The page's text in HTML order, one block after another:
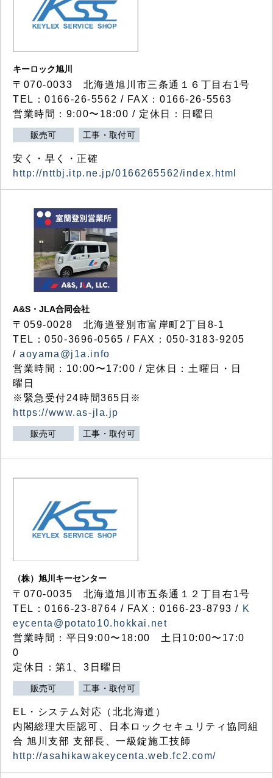
キーロック旭川
〒070-0033 北海道旭川市三条通１６丁目右1号
TEL：0166-26-5562 / FAX：0166-26-5563
営業時間：9:00〜18:00 / 定休日：日曜日
販売可 工事・取付可
安く・早く・正確
http://nttbj.itp.ne.jp/0166265562/index.html
A&S・JLA合同会社
〒 059-0028 北海道登別市富岸町2丁目 8-1
TEL：050-3696-0565 / FAX：050-3183-9205
/aoyama@j1a.info
営業時間：10:00〜17:00 / 定休日：土曜日・日
曜日
※緊急受付24時間365日※
https://www.as-jla.jp
販売可 工事・取付可
（株）旭川キーセンター
〒070-0035 北海道旭川市五条通１２丁目右1号
TEL：0166-23-8764 / FAX：0166-23-8793 / K
eycenta@potato10.hokkai.net
営業時間：平日9:00〜18:00 土日10:00〜17:0
0
定休日：第1、3日曜日
販売可 工事・取付可
EL・システム対応（北北海道）
内閣総理大臣認可、日本ロックセキュリティ協同組
合 旭川支部 支部長、一級錠施工技師
http://asahikawakeycenta.web.fc2.com/